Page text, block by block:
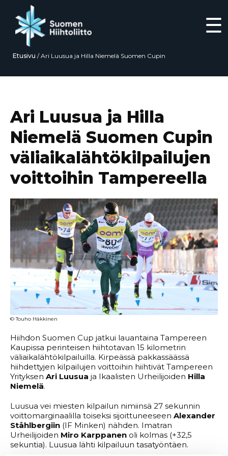
☰
Etusivu /Ari Luusua ja Hilla Niemelä Suomen Cupin
Ari Luusua ja Hilla
Niemelä Suomen Cupin
väliaikalähtökilpailujen
voittoihin Tampereella
© Touho Häkkinen
Hiihdon Suomen Cup jatkui lauantaina Tampereen
Kaupissa perinteisen hiihtotavan 15 kilometrin
väliaikalähtökilpailuilla. Kirpeässä pakkassäässä
hiihdettyjen kilpailujen voittoihin hiihtivät Tampereen
Yrityksen Ari Luusua ja Ikaalisten Urheilijoiden Hilla
Niemelä.
Luusua vei miesten kilpailun nimiinsä 27 sekunnin
voittomarginaalilla toiseksi sijoittuneeseen Alexander
Ståhlbergiin (IF Minken) nähden. Imatran
Urheilijoiden Miro Karppanen oli kolmas (+32,5
sekuntia). Luusua lähti kilpailuun tasatyöntäen.